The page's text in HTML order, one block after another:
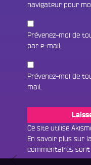
navigateur pour
Prévenez-moi de
par e-mail.
Prévenez-moi de
mail.
Ce site utilise
En savoir plus sur
commentaires
Navigation
La
Écouter le